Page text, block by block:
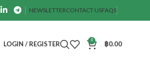
NEWSLETTERCONTACT USFAQS
LOGIN / REGISTER 0 ฿0.00